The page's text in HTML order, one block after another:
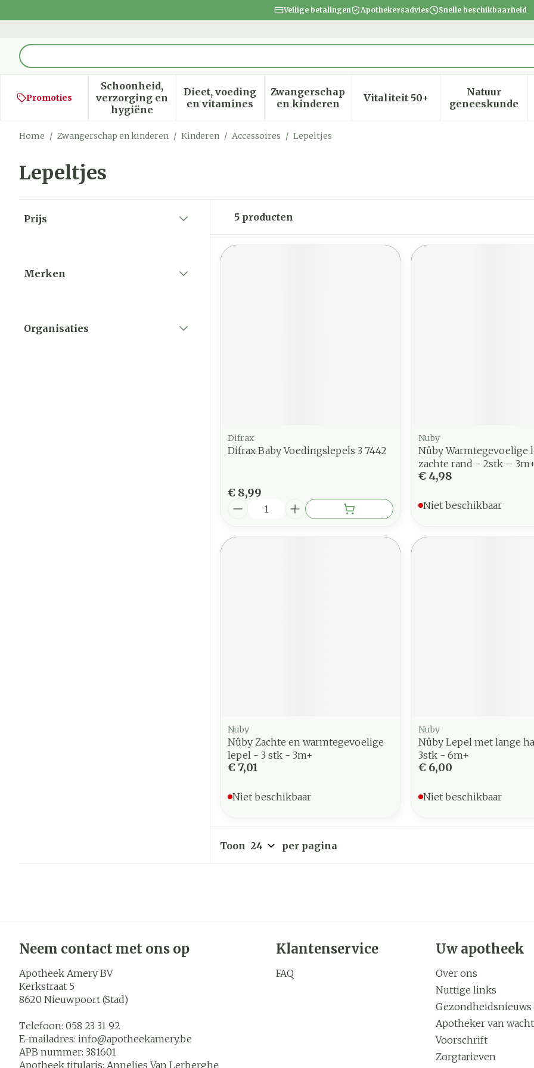
Veilige betalingen Apothekersadvies Snelle beschikbaarheid
Product, merk, categorie...
Promoties
Schoonheid,
verzorging en
hygiëne
Toon submenu voor Schoonheid, verzorging en hygiëne categorie
Dieet, voeding
en vitaminesToon submenu voor Dieet, voeding en vitamines categorie
Zwangerschap
en kinderenToon submenu voor Zwangerschap en
Vitaliteit 50+Toon submenu voor
Natuur
geneeskunde
Toon
Home / Zwangerschap en kinderen / Kinderen / Accessoires / Lepeltjes
Lepeltjes
Prijs
Merken
Organisaties
5 producten
Difrax
Difrax Baby Voedingslepels 3 7442
€ 8,99
Nuby
Nûby Warmtegevoelige
zachte rand - 2stk –
€ 4,98
Niet beschikbaar
Nuby
Nûby Zachte en warmtegevoelige
lepel - 3 stk - 3m+
€ 7,01
Niet beschikbaar
Nuby
Nûby Lepel met lange
3stk - 6m+
€ 6,00
Niet beschikbaar
Toon per pagina
Neem contact met ons op
Apotheek Amery BV
Kerkstraat 5
8620 Nieuwpoort (Stad)
Telefoon: 058 23 31 92
E-mailadres: info@apotheekamery.be
APB nummer: 381601
Apotheek titularis: Annelies Van Lerberghe
Klantenservice
FAQ
Uw apotheek
Over ons
Nuttige links
Gezondheidsnieuws
Apotheker van wacht
Voorschrift
Zorgtarieven